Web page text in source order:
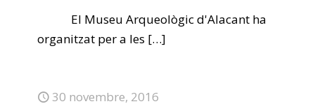
El Museu Arqueològic d'Alacant ha
organitzat per a les […]
30 novembre, 2016